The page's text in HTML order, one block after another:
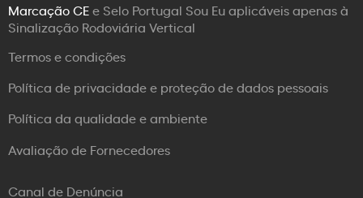
Marcação CEe Selo Portugal Sou Eu aplicáveis apenas à
Sinalização Rodoviária Vertical
Termos e condições
Política de privacidade e proteção de dados pessoais
Política da qualidade e ambiente
Avaliação de Fornecedores
Canal de Denúncia